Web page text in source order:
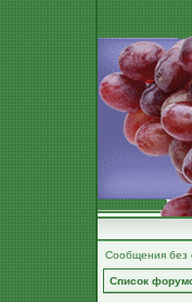
Сообщения без
Список